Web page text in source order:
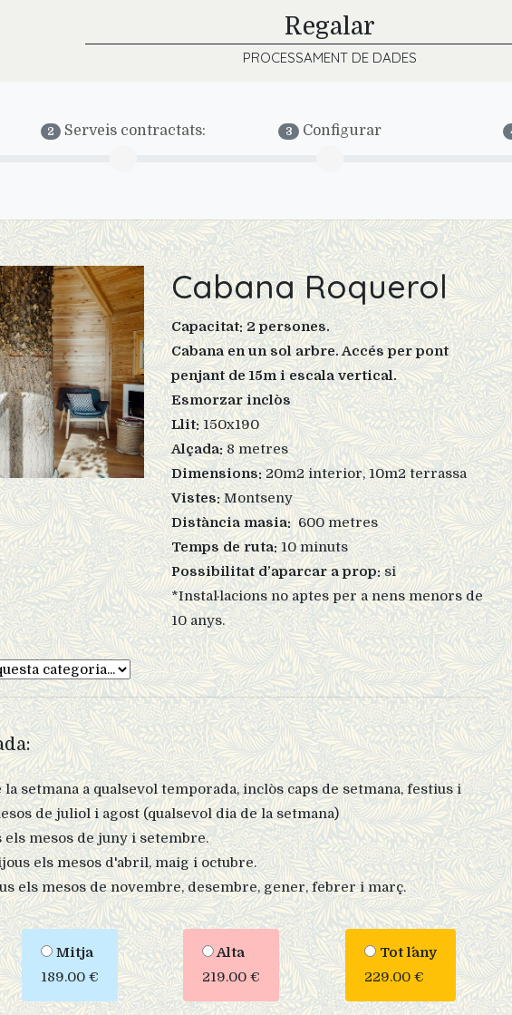
Regalar
PROCESSAMENT DE DADES
2 Serveis contractats: 3 Configurar
Cabana Roquerol
Capacitat: 2 persones.
Cabana en un sol arbre. Accés per pont
penjant de 15m i escala vertical.
Esmorzar inclòs
Llit: 150x190
Alçada: 8 metres
Dimensions:20m2 interior, 10m2 terrassa
Vistes: Montseny
Distància masia:600 metres
Temps de ruta:10 minuts
Possibilitat d’aparcar a prop:si
*Instal·lacions no aptes per a nens menors de
10 anys.
la setmana a qualsevol temporada, inclòs caps de setmana, festius i
de juliol i agost (qualsevol dia de la setmana)
mesos de juny i setembre.
els mesos d'abril, maig i octubre.
els mesos de novembre, desembre, gener, febrer i març.
Mitja
189.00 €
Alta
219.00 €
Tot l´any
229.00 €